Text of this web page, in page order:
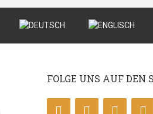
FOLGE UNS AUF DEN